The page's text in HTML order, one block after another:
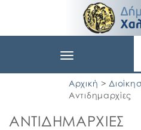
Toggle
Αρχική >
Αντιδημαρχίες
ΑΝΤΙΔΗΜΑΡΧΙΕΣ